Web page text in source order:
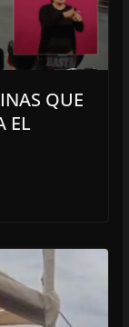
QUE
EL